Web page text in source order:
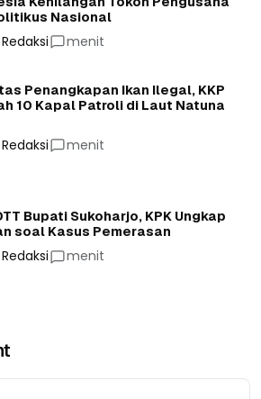
Nasional
menit
Penangkapan Ikan Ilegal, KKP
10 Kapal Patroli di Laut Natuna
menit
Bupati Sukoharjo, KPK Ungkap
soal Kasus Pemerasan
menit